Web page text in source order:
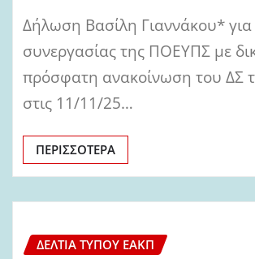
Δήλωση Βασίλη Γιαννάκου* για
συνεργασίας της ΠΟΕΥΠΣ με
πρόσφατη ανακοίνωση του ΔΣ
στις 11/11/25…
ΠΕΡΙΣΣΌΤΕΡΑ
ΔΕΛΤΊΑ ΤΎΠΟΥ ΕΑΚΠ